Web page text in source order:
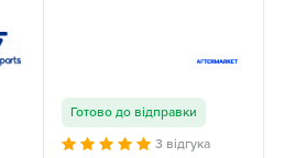
Готово до відправки
3 відгука